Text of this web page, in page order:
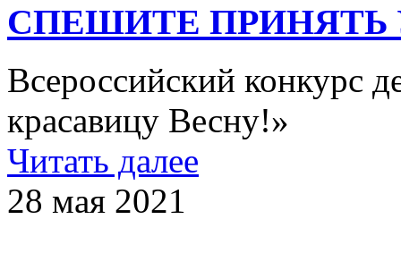
СПЕШИТЕ ПРИНЯТЬ
Всероссийский конкурс
красавицу Весну!»
Читать далее
28 мая 2021